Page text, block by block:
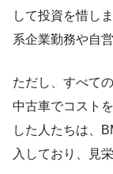
して投資を惜し
系企業勤務や自
ただし、すべて
中古車でコスト
した人たちは、
入しており、見